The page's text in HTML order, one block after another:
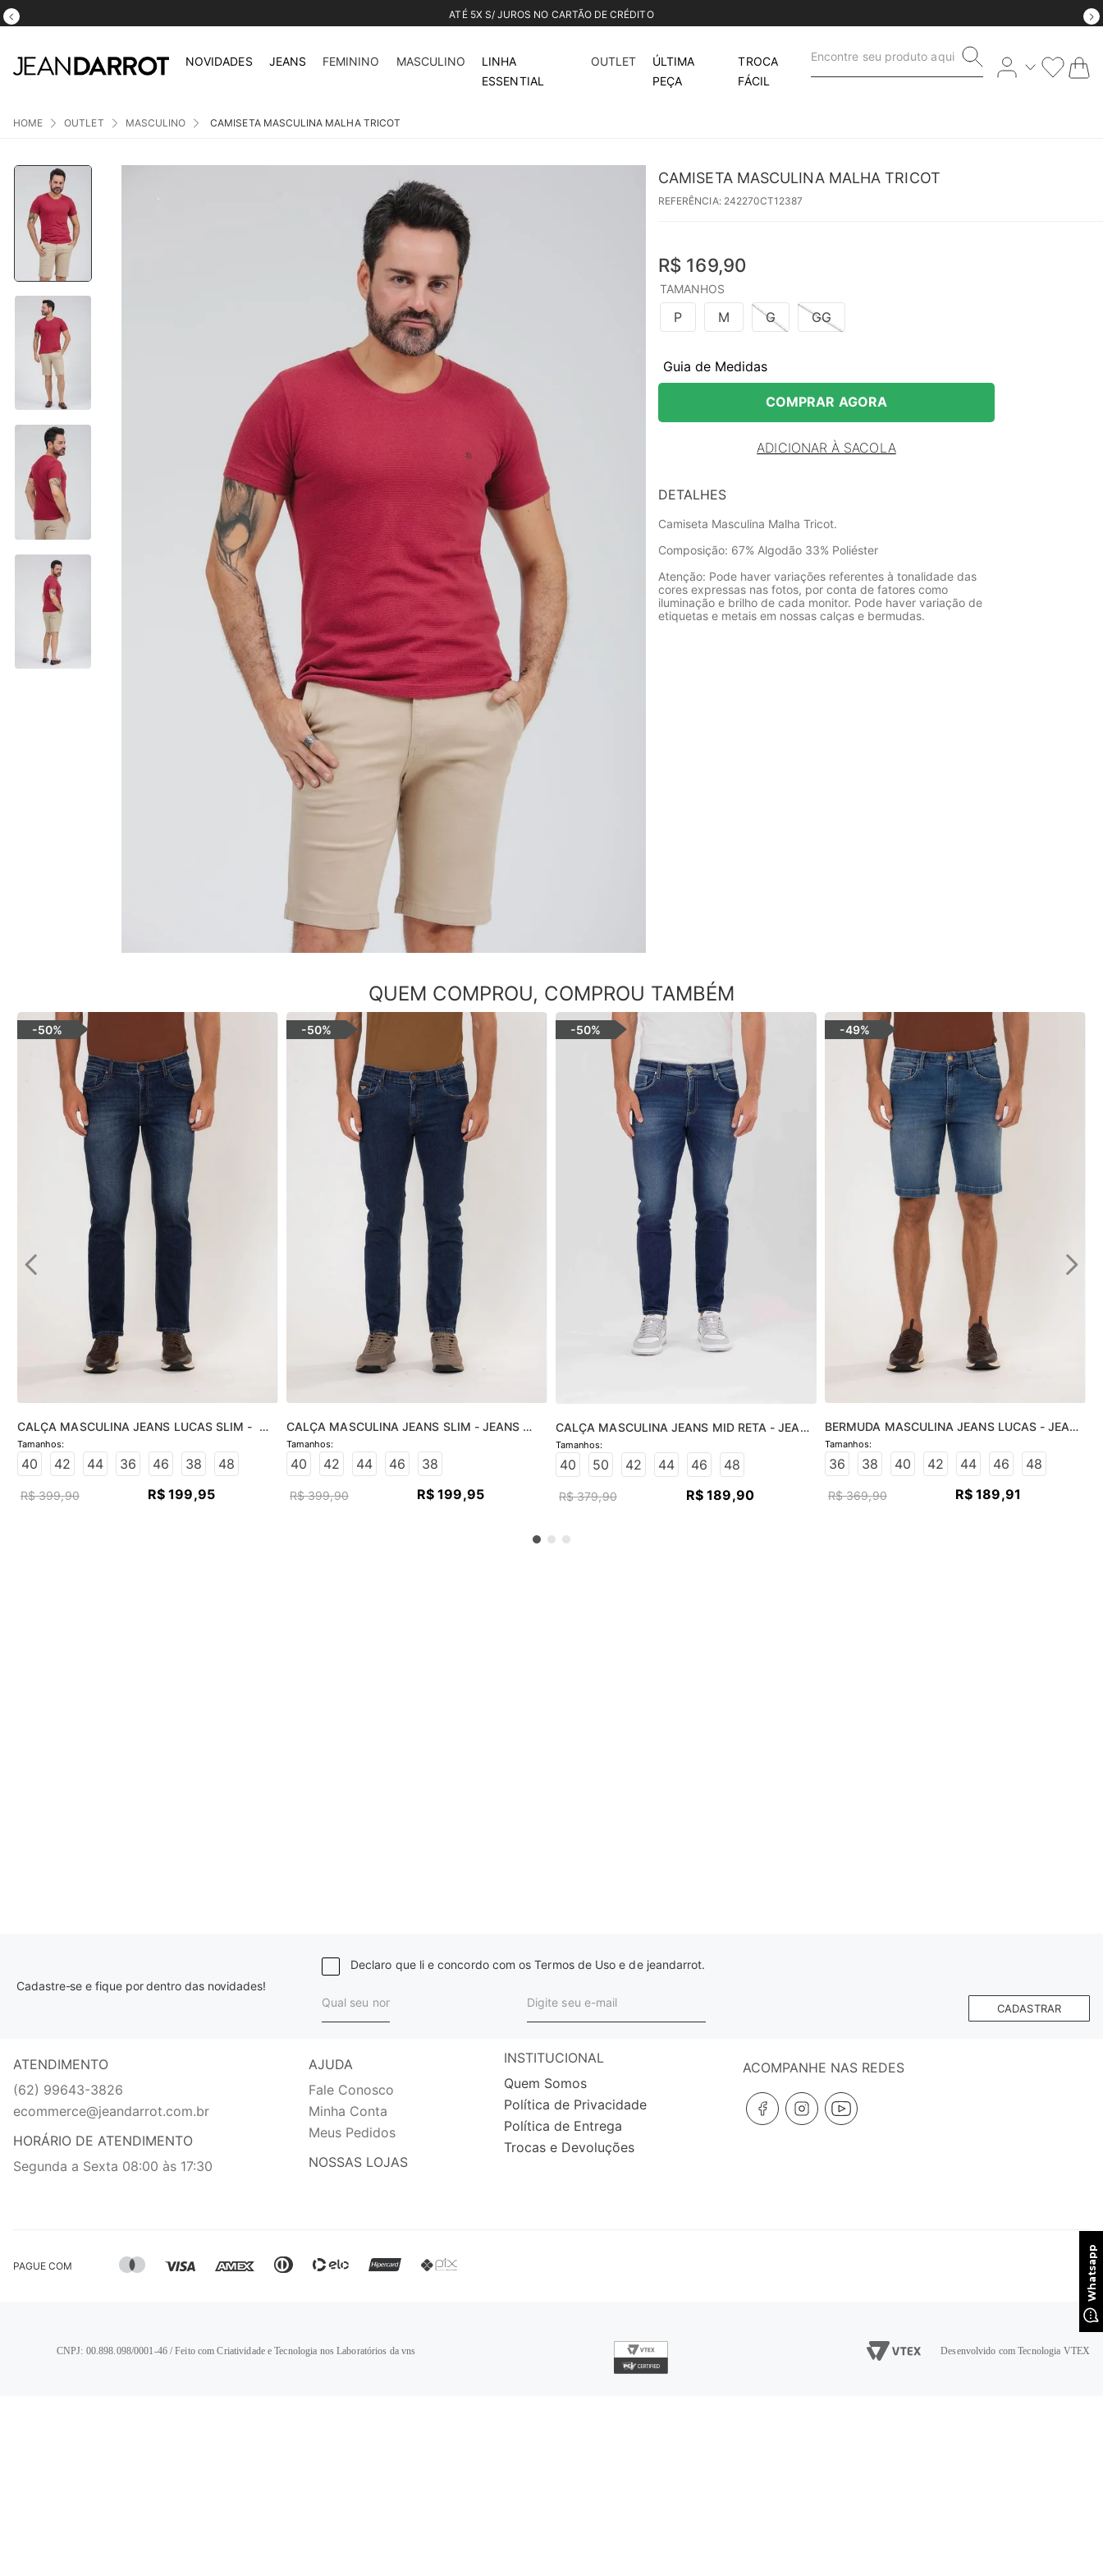
ATÉ 5X S/ JUROS NO CARTÃO DE CRÉDITO
NOVIDADES JEANS FEMININO MASCULINO
LINHA
ESSENTIAL
OUTLET
ÚLTIMA
PEÇA
TROCA
FÁCIL
Encontre seu produto aqui
OUTLET MASCULINO CAMISETA MASCULINA MALHA TRICOT
CAMISETA MASCULINA MALHA TRICOT
REFERÊNCIA: 242270CT12387
R$ 169,90
TAMANHOS
P M G GG
Guia de Medidas
COMPRAR AGORA
ADICIONAR À SACOLA
DETALHES
Camiseta Masculina Malha Tricot.
Composição: 67% Algodão 33% Poliéster
Atenção: Pode haver variações referentes à tonalidade das
cores expressas nas fotos, por conta de fatores como
iluminação e brilho de cada monitor. Pode haver variação de
etiquetas e metais em nossas calças e bermudas.
QUEM COMPROU, COMPROU TAMBÉM
-50%
CALÇA MASCULINA JEANS LUCAS SLIM -
JEANS ESCURO
40 42 44 36 46 38 48
R$ 399,90 R$ 199,95
-50%
CALÇA MASCULINA JEANS SLIM - JEANS
ESCURO
40 42 44 46 38
R$ 399,90 R$ 199,95
-50%
CALÇA MASCULINA JEANS MID RETA - JEANS
MÉDIO
40 50 42 44 46 48
R$ 379,90 R$ 189,90
-49%
BERMUDA MASCULINA JEANS LUCAS - JEANS
MÉDIO
36 38 40 42 44 46 48
R$ 369,90 R$ 189,91
Cadastre-se e fique por dentro das novidades!
Declaro que li e concordo com os Termos de Uso e de jeandarrot.
CADASTRAR
ATENDIMENTO
(62) 99643-3826
ecommerce@jeandarrot.com.br
HORÁRIO DE ATENDIMENTO
Segunda a Sexta 08:00 às 17:30
AJUDA
Fale Conosco
Minha Conta
Meus Pedidos
NOSSAS LOJAS
INSTITUCIONAL
Quem Somos
Política de Privacidade
Política de Entrega
Trocas e Devoluções
ACOMPANHE NAS REDES
PAGUE COM
CNPJ: 00.898.098/0001-46 / Feito com Criatividade e Tecnologia nos Laboratórios da vns Desenvolvido com Tecnologia VTEX